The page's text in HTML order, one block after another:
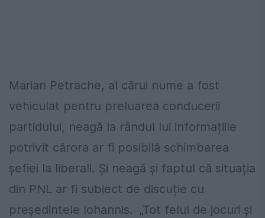
Marian Petrache, al cărui nume a fost
vehiculat pentru preluarea conducerii
partidului, neagă la rândul lui informațiile
potrivit cărora ar fi posibilă schimbarea
șefiei la liberali. Și neagă și faptul că situația
din PNL ar fi subiect de discuție cu
președintele Iohannis. „Tot felul de jocuri şi